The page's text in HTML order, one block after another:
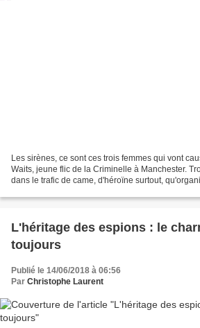
Les sirènes, ce sont ces trois femmes qui vont
Waits, jeune flic de la Criminelle à Manchester.
dans le trafic de came, d'héroïne surtout,
L'héritage des espions : le
toujours
Publié le 14/06/2018 à 06:56
Par Christophe Laurent